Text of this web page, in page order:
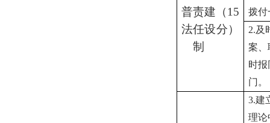
普
法
责
任
制
建
设
（15
分）
拨付
2.及
案、
时
门 。
3.建
理论